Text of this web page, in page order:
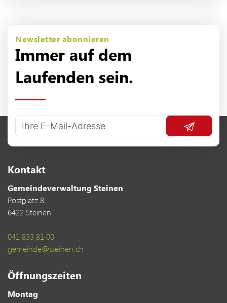
Immer auf dem
Laufenden sein.
Newsletter abonnieren
Kontakt
Gemeindeverwaltung Steinen
Postplatz 8
6422 Steinen
041 833 81 00
gemeinde@steinen.ch
Öffnungszeiten
Montag